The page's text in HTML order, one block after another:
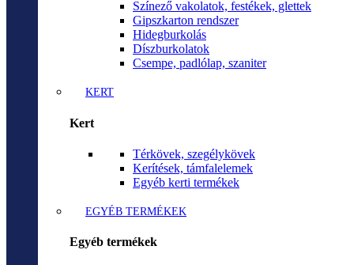
Színező vakolatok, festékek, glettek
Gipszkarton rendszer
Hidegburkolás
Díszburkolatok
Csempe, padlólap, szaniter
KERT
Kert
Térkövek, szegélykövek
Kerítések, támfalelemek
Egyéb kerti termékek
EGYÉB TERMÉKEK
Egyéb termékek